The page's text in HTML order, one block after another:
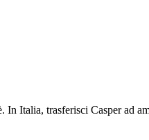
Italia, trasferisci Casper ad